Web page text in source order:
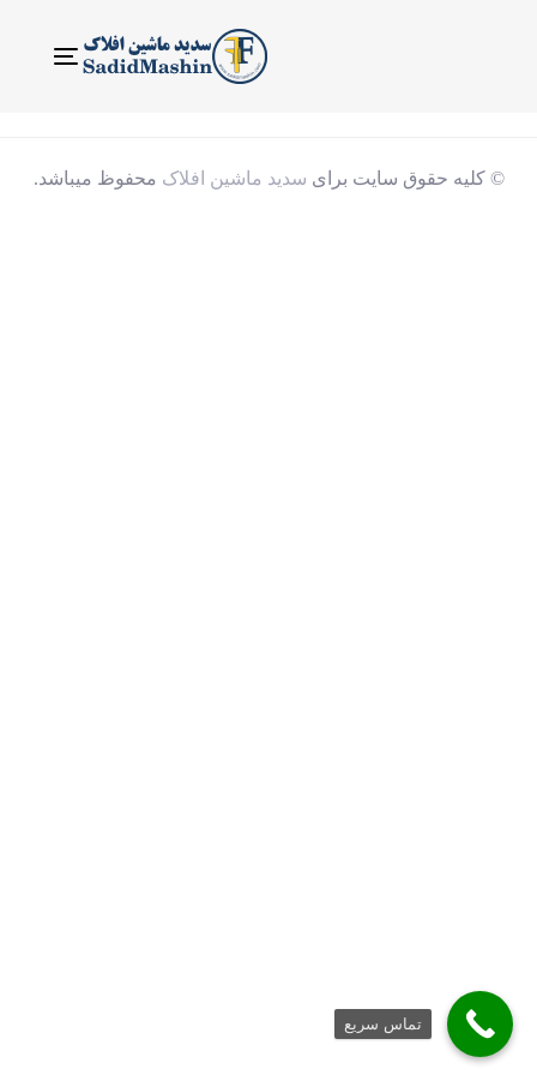
ناوبری
© کلیه حقوق سایت برای سدید ماشین افلاک محفوظ میباشد.
تماس سریع